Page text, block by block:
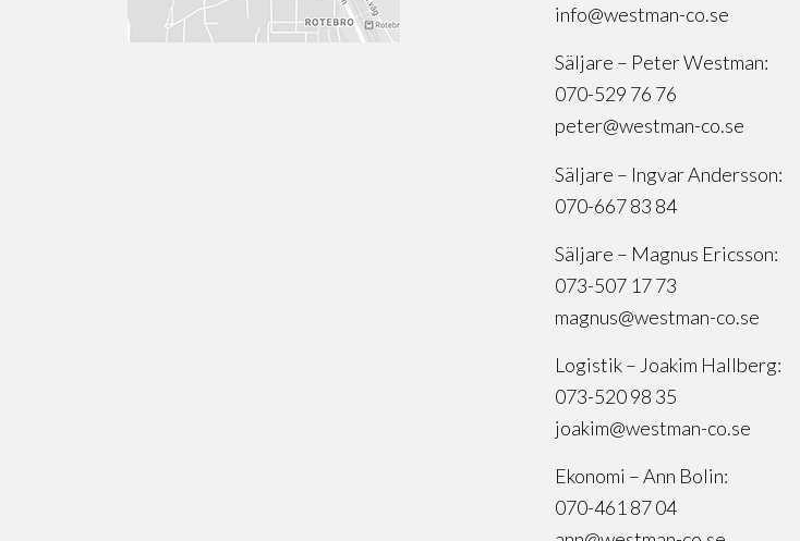
info@westman-co.se
Säljare – Peter Westman:
070-529 76 76
peter@westman-co.se
Säljare – Ingvar Andersson:
070-667 83 84
Säljare – Magnus Ericsson:
073-507 17 73
magnus@westman-co.se
Logistik – Joakim Hallberg:
073-520 98 35
joakim@westman-co.se
Ekonomi – Ann Bolin:
070-461 87 04